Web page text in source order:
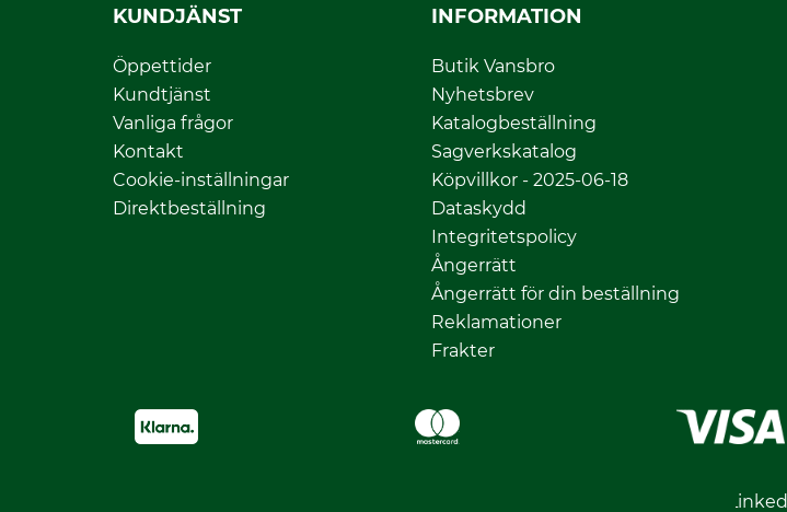
KUNDJÄNST
Öppettider
Kundtjänst
Vanliga frågor
Kontakt
Cookie-inställningar
Direktbeställning
INFORMATION
Butik Vansbro
Nyhetsbrev
Katalogbeställning
Sagverkskatalog
Köpvillkor - 2025-06-18
Dataskydd
Integritetspolicy
Ångerrätt
Ångerrätt för din beställning
Reklamationer
Frakter